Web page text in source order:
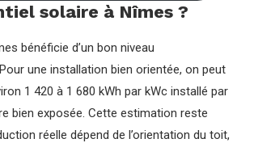
solaire à Nîmes ?
bénéficie d’un bon niveau
une installation bien orientée, on peut
1 420 à 1 680 kWh par kWc installé par
bien exposée. Cette estimation reste
réelle dépend de l’orientation du toit,